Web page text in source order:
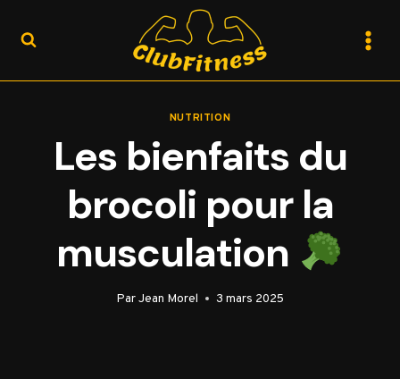
NUTRITION
Les bienfaits du
brocoli pour la
musculation
ParJean Morel 3 mars 2025